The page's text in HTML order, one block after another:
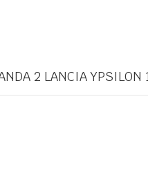
2 LANCIA YPSILON